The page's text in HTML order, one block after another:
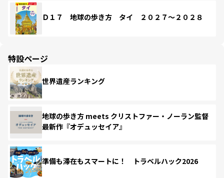
Ｄ１７ 地球の歩き方 タイ ２０２７～２０２８
特設ページ
世界遺産ランキング
地球の歩き方 meets クリストファー・ノーラン監督
最新作『オデュッセイア』
準備も滞在もスマートに！ トラベルハック2026